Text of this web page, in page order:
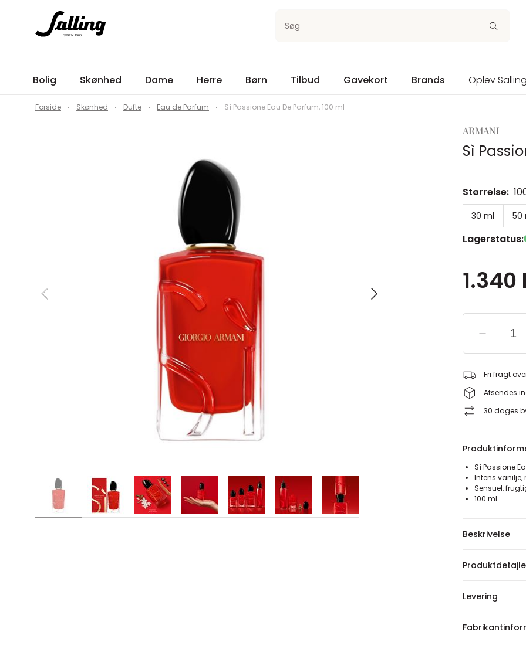
Søg
Bolig Skønhed Dame Herre Børn Tilbud Gavekort Brands Oplev Salling
Forside Skønhed Dufte Eau de Parfum Sì Passione Eau De Parfum, 100 ml
ARMANI
Sì
Størrelse:
30 ml 50
Lagerstatus:
1.340
Fri fragt
Afsendes
30 dages
Sì Passione
Intens
Sensuel,
100 ml
Beskrivelse
Levering